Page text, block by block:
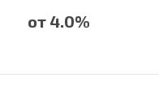
от 4.0%